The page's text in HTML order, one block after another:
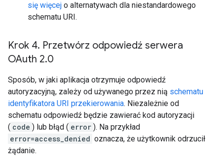
się więcej o alternatywach dla niestandardowego
schematu URI.
Krok 4. Przetwórz odpowiedź serwera
OAuth 2.0
Sposób, w jaki aplikacja otrzymuje odpowiedź
autoryzacyjną, zależy od używanego przez nią schematu
identyfikatora URI przekierowania. Niezależnie od
schematu odpowiedź będzie zawierać kod autoryzacji
( code ) lub błąd ( error ). Na przykład
error=access_denied oznacza, że użytkownik odrzucił
żądanie.